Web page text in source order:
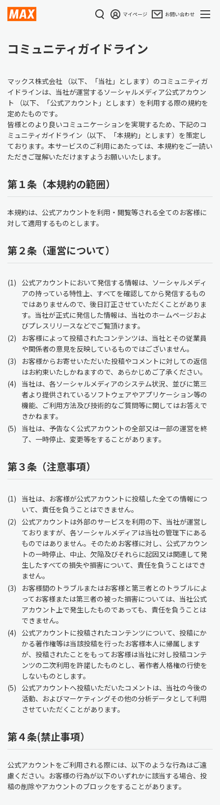
マイページ お問い合わせ
コミュニティガイドライン
マックス株式会社 （以下、「当社」とします）のコミュニティガ
イドラインは、当社が運営するソーシャルメディア公式アカウン
ト （以下、「公式アカウント」とします）を利用する際の規約を
定めたものです。
皆様とのより良いコミュニケーションを実現するため、下記のコ
ミュニティガイドライン（以下、「本規約」とします）を策定し
ております。本サービスのご利用にあたっては、本規約をご一読い
ただきご理解いただけますようお願いいたします。
第１条（本規約の範囲）
本規約は、公式アカウントを利用・閲覧等される全てのお客様に
対して適用するものとします。
第２条（運営について）
1
公式アカウントにおいて発信する情報は、ソーシャルメディ
アの持っている特性上、すべてを確認してから発信するもの
ではありませんので、後日訂正させていただくことがありま
す。当社が正式に発信した情報は、当社のホームページおよ
びプレスリリースなどでご覧頂けます。
2
お客様によって投稿されたコンテンツは、当社とその従業員
や関係者の意見を反映しているものではございません。
3
お客様からお寄せいただいた投稿やコメントに対しての返信
はお約束いたしかねますので、あらかじめご了承ください。
4
当社は、各ソーシャルメディアのシステム状況、並びに第三
者より提供されているソフトウェアやアプリケーション等の
機能、ご利用方法及び技術的なご質問等に関してはお答えで
きかねます。
5
当社は、予告なく公式アカウントの全部又は一部の運営を終
了、一時停止、変更等をすることがあります。
第３条（注意事項）
1
当社は、お客様が公式アカウントに投稿した全ての情報につ
いて、責任を負うことはできません。
2
公式アカウントは外部のサービスを利用の下、当社が運営し
ておりますが、各ソーシャルメディアは当社の管理下にある
ものではありません。そのためお客様に対し、公式アカウン
トの一時停止、中止、欠陥及びそれらに起因又は関連して発
生したすべての損失や損害について、責任を負うことはでき
ません。
3
お客様間のトラブルまたはお客様と第三者とのトラブルによ
ってお客様または第三者の被った損害については、当社公式
アカウント上で発生したものであっても、責任を負うことは
できません。
4
公式アカウントに投稿されたコンテンツについて、投稿にか
かる著作権等は当該投稿を行ったお客様本人に帰属します
が、投稿されたことをもってお客様は当社に対し投稿コンテ
ンツの二次利用を許諾したものとし、著作者人格権の行使を
しないものとします。
5
公式アカウントへ投稿いただいたコメントは、当社の今後の
活動、およびマーケティングその他の分析データとして利用
させていただくことがあります。
第４条(禁止事項）
公式アカウントをご利用される際には、以下のような行為はご遠
慮ください。お客様の行為が以下のいずれかに該当する場合、投
稿の削除やアカウントのブロックをすることがあります。